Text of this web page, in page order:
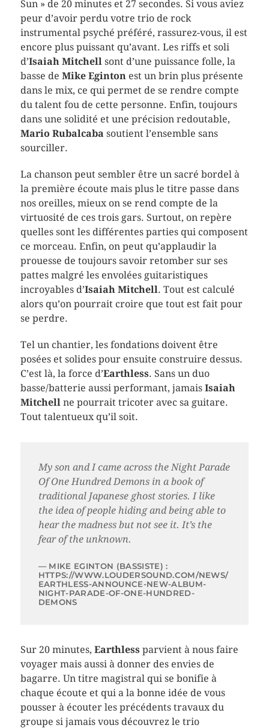
Sun » de 20 minutes et 27 secondes. Si vous aviez
peur d’avoir perdu votre trio de rock
instrumental psyché préféré, rassurez-vous, il est
encore plus puissant qu’avant. Les riffs et soli
d’Isaiah Mitchellsont d’une puissance folle, la
basse de Mike Egintonest un brin plus présente
dans le mix, ce qui permet de se rendre compte
du talent fou de cette personne. Enfin, toujours
dans une solidité et une précision redoutable,
Mario Rubalcaba soutient l’ensemble sans
sourciller.
La chanson peut sembler être un sacré bordel à
la première écoute mais plus le titre passe dans
nos oreilles, mieux on se rend compte de la
virtuosité de ces trois gars. Surtout, on repère
quelles sont les différentes parties qui composent
ce morceau. Enfin, on peut qu’applaudir la
prouesse de toujours savoir retomber sur ses
pattes malgré les envolées guitaristiques
incroyables d’Isaiah Mitchell. Tout est calculé
alors qu’on pourrait croire que tout est fait pour
se perdre.
Tel un chantier, les fondations doivent être
posées et solides pour ensuite construire dessus.
C’est là, la force d’Earthless. Sans un duo
basse/batterie aussi performant, jamais Isaiah
Mitchellne pourrait tricoter avec sa guitare.
Tout talentueux qu’il soit.
My son and I came across theNight Parade
Of One Hundred Demons in a book of
traditional Japanese ghost stories. I like
the idea of people hiding and being able to
hear the madness but not see it. It’s the
fear of the unknown.
MIKE EGINTON (BASSISTE) :
HTTPS://WWW.LOUDERSOUND.COM/NEWS/
EARTHLESS-ANNOUNCE-NEW-ALBUM-
NIGHT-PARADE-OF-ONE-HUNDRED-
DEMONS
Sur 20 minutes, Earthlessparvient à nous faire
voyager mais aussi à donner des envies de
bagarre. Un titre magistral qui se bonifie à
chaque écoute et qui a la bonne idée de vous
pousser à écouter les précédents travaux du
groupe si jamais vous découvrez le trio